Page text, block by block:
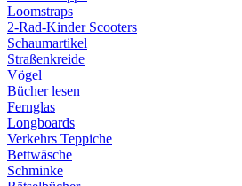
Loomstraps
2-Rad-Kinder Scooters
Schaumartikel
Straßenkreide
Vögel
Bücher lesen
Fernglas
Longboards
Verkehrs Teppiche
Bettwäsche
Schminke